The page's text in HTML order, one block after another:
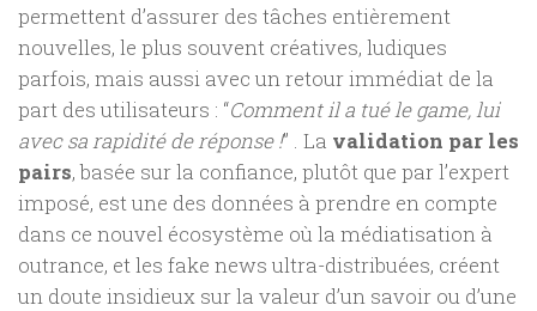
permettent d’assurer des tâches entièrement
nouvelles, le plus souvent créatives, ludiques
parfois, mais aussi avec un retour immédiat de la
part des utilisateurs : “Comment il a tué le game, lui
avec sa rapidité de réponse !” . La validation par les
pairs, basée sur la confiance, plutôt que par l’expert
imposé, est une des données à prendre en compte
dans ce nouvel écosystème où la médiatisation à
outrance, et les fake news ultra-distribuées, créent
un doute insidieux sur la valeur d’un savoir ou d’une